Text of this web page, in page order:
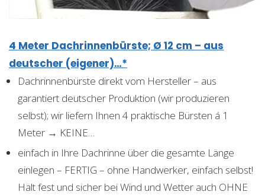
4 Meter Dachrinnenbürste; Ø 12 cm – aus
deutscher (eigener)…*
Dachrinnenbürste direkt vom Hersteller – aus
garantiert deutscher Produktion (wir produzieren
selbst); wir liefern Ihnen 4 praktische Bürsten á 1
Meter → KEINE…
einfach in Ihre Dachrinne über die gesamte Länge
einlegen – FERTIG – ohne Handwerker, einfach selbst!
Hält fest und sicher bei Wind und Wetter auch OHNE